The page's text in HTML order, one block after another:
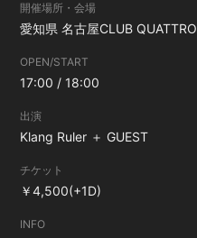
MOVIE
PHOTO
会員登録
開催場所・会場
愛知県名古屋CLUB QUATTRO
OPEN/START
17:00 / 18:00
出演
Klang Ruler ＋ GUEST
チケット
￥4,500(+1D)
INFO